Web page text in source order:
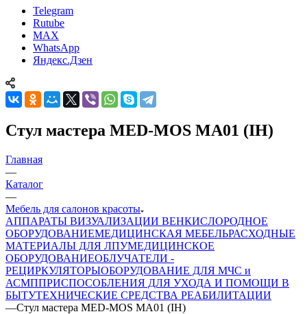
Telegram
Rutube
MAX
WhatsApp
Яндекс.Дзен
Стул мастера MED-MOS МА01 (IH)
Главная
—
Каталог
—
Мебель для салонов красоты
АППАРАТЫ ВИЗУАЛИЗАЦИИ ВЕНКИСЛОРОДНОЕ
ОБОРУДОВАНИЕМЕДИЦИНСКАЯ МЕБЕЛЬРАСХОДНЫЕ
МАТЕРИАЛЫ ДЛЯ ЛПУМЕДИЦИНСКОЕ
ОБОРУДОВАНИЕОБЛУЧАТЕЛИ -
РЕЦИРКУЛЯТОРЫОБОРУДОВАНИЕ ДЛЯ МЧС и
АСМППРИСПОСОБЛЕНИЯ ДЛЯ УХОДА И ПОМОЩИ В
БЫТУТЕХНИЧЕСКИЕ СРЕДСТВА РЕАБИЛИТАЦИИ
—Стул мастера MED-MOS МА01 (IH)